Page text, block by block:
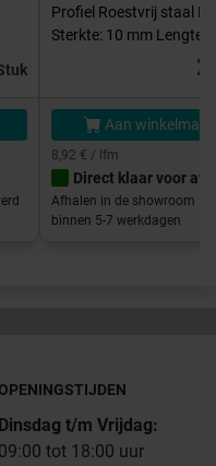
Profiel Roestvrij staal
Sterkte: 10 mm Lengte:
Aan
8,92 € / lfm
Direct klaar voor
Afhalen in de showroom 1
binnen 5-7 werkdagen
OPENINGSTIJDEN
Dinsdag t/m Vrijdag:
09:00 tot 18:00 uur